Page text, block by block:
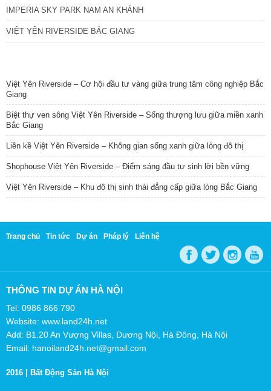
IMPERIA SKY PARK NAM AN KHÁNH
VIỆT YÊN RIVERSIDE BẮC GIANG
Việt Yên Riverside – Cơ hội đầu tư vàng giữa trung tâm công nghiệp Bắc
Giang
Biệt thự ven sông Việt Yên Riverside – Sống thượng lưu giữa miền xanh
Bắc Giang
Liền kề Việt Yên Riverside – Không gian sống xanh giữa lòng đô thị
Shophouse Việt Yên Riverside – Điểm sáng đầu tư sinh lời bền vững
Việt Yên Riverside – Khu đô thị sinh thái đẳng cấp giữa lòng Bắc Giang
Trang chủ Tin tức Dự án Pháp lý Liên hệ
THÔNG TIN DỰ ÁN HÀ NỘI
Tel: 0986 866 790
Website: www.land24h.net
Add: B1.20 An Vượng Villas, Dương Nội, Hà Đông, Hà Nội
Email: hanoiland24h.net@gmail.com
2016 | Bất Động Sản Hà Nội